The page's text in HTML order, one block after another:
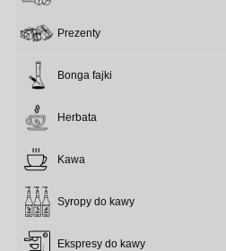
Prezenty
Bonga fajki
Herbata
Kawa
Syropy do kawy
Ekspresy do kawy